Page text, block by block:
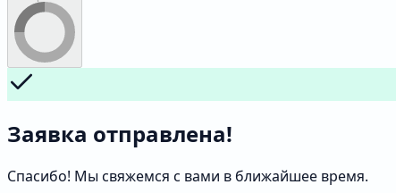
Заявка отправлена!
Спасибо! Мы свяжемся с вами в ближайшее время.